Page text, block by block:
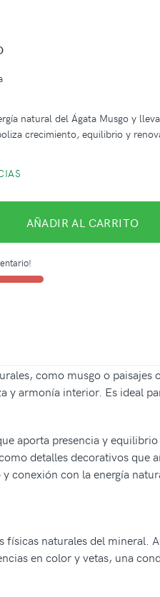
natural del Ágata Musgo y
crecimiento, equilibrio y
AÑADIR AL CARRITO
como musgo o paisajes
y armonía interior. Es ideal
aporta presencia y
detalles decorativos que
conexión con la energía
físicas naturales del mineral.
en color y vetas, una